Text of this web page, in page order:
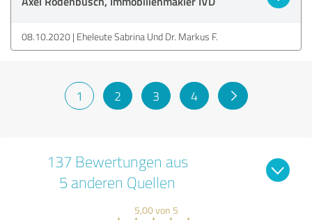
08.10.2020 Eheleute Sabrina Und Dr. Markus F.
1 2 3 4
137 Bewertungen aus
5 anderen Quellen
5,00 von 5